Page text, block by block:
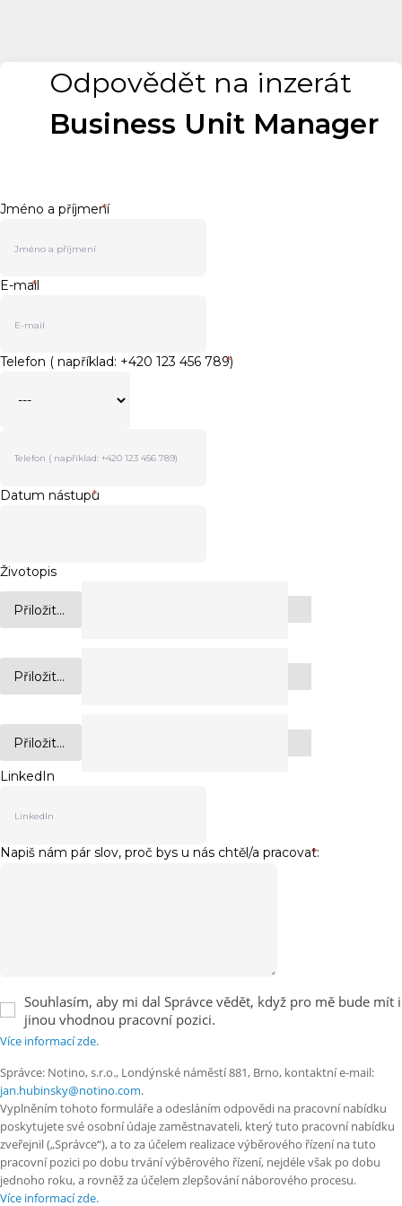
Odpovědět na inzerát
Business Unit Manager
Jméno a příjmení
*
E-mail
*
Telefon ( například: +420 123 456 789)
*
Datum nástupu
*
Životopis
Přiložit...
Přiložit...
Přiložit...
LinkedIn
Napiš nám pár slov, proč bys u nás chtěl/a pracovat:
*
Souhlasím, aby mi dal Správce vědět, když pro mě bude mít i
jinou vhodnou pracovní pozici.
Více informací zde.
Správce: Notino, s.r.o., Londýnské náměstí 881, Brno, kontaktní e-mail:
jan.hubinsky@notino.com.
Vyplněním tohoto formuláře a odesláním odpovědi na pracovní nabídku
poskytujete své osobní údaje zaměstnavateli, který tuto pracovní nabídku
zveřejnil („Správce“), a to za účelem realizace výběrového řízení na tuto
pracovní pozici po dobu trvání výběrového řízení, nejdéle však po dobu
jednoho roku, a rovněž za účelem zlepšování náborového procesu.
Více informací zde.